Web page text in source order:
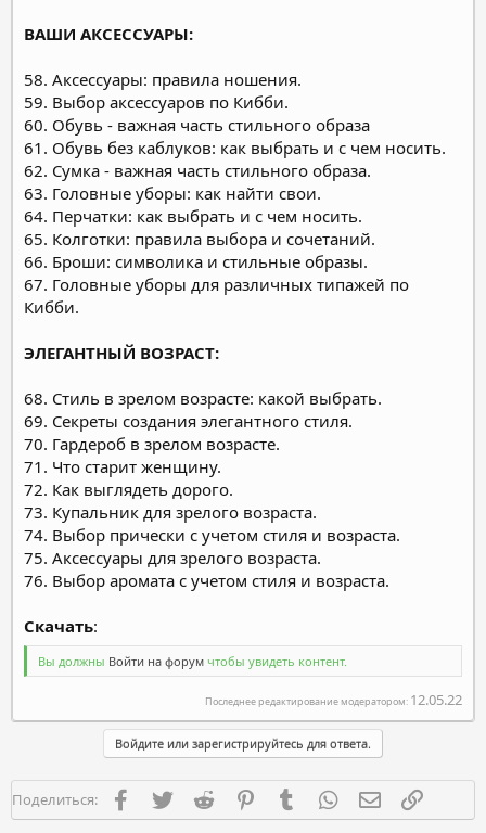
ВАШИ АКСЕССУАРЫ:
58. Аксессуары: правила ношения.
59. Выбор аксессуаров по Кибби.
60. Обувь - важная часть стильного образа
61. Обувь без каблуков: как выбрать и с чем носить.
62. Сумка - важная часть стильного образа.
63. Головные уборы: как найти свои.
64. Перчатки: как выбрать и с чем носить.
65. Колготки: правила выбора и сочетаний.
66. Броши: символика и стильные образы.
67. Головные уборы для различных типажей по
Кибби.
ЭЛЕГАНТНЫЙ ВОЗРАСТ:
68. Стиль в зрелом возрасте: какой выбрать.
69. Секреты создания элегантного стиля.
70. Гардероб в зрелом возрасте.
71. Что старит женщину.
72. Как выглядеть дорого.
73. Купальник для зрелого возраста.
74. Выбор прически с учетом стиля и возраста.
75. Аксессуары для зрелого возраста.
76. Выбор аромата с учетом стиля и возраста.
Скачать:
Вы должны Войти на форум чтобы увидеть контент.
Последнее редактирование модератором: 12.05.22
Войдите или зарегистрируйтесь для ответа.
Поделиться: FacebookTwitter Reddit PinterestTumblr WhatsAppЭлектронная